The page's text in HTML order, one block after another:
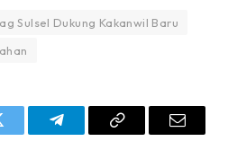
Sulsel Dukung Kakanwil Baru
TelegramCopy
Email